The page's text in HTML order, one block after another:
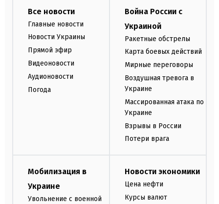
Все новости
Главные новости
Новости Украины
Прямой эфир
Видеоновости
Аудионовости
Погода
Война России с
Украиной
Ракетные обстрелы
Карта боевых действий
Мирные переговоры
Воздушная тревога в
Украине
Массированная атака по
Украине
Взрывы в России
Потери врага
Мобилизация в
Украине
Увольнение с военной
Новости экономики
Цена нефти
Курсы валют